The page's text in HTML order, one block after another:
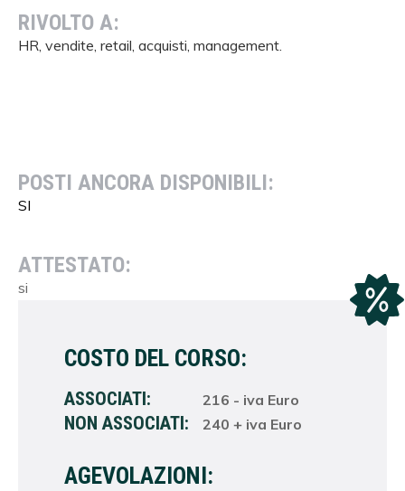
RIVOLTO A:
HR, vendite, retail, acquisti, management.
POSTI ANCORA DISPONIBILI:
SI
ATTESTATO:
si
COSTO DEL CORSO:
ASSOCIATI: 216 - iva Euro
NON ASSOCIATI: 240 + iva Euro
AGEVOLAZIONI: